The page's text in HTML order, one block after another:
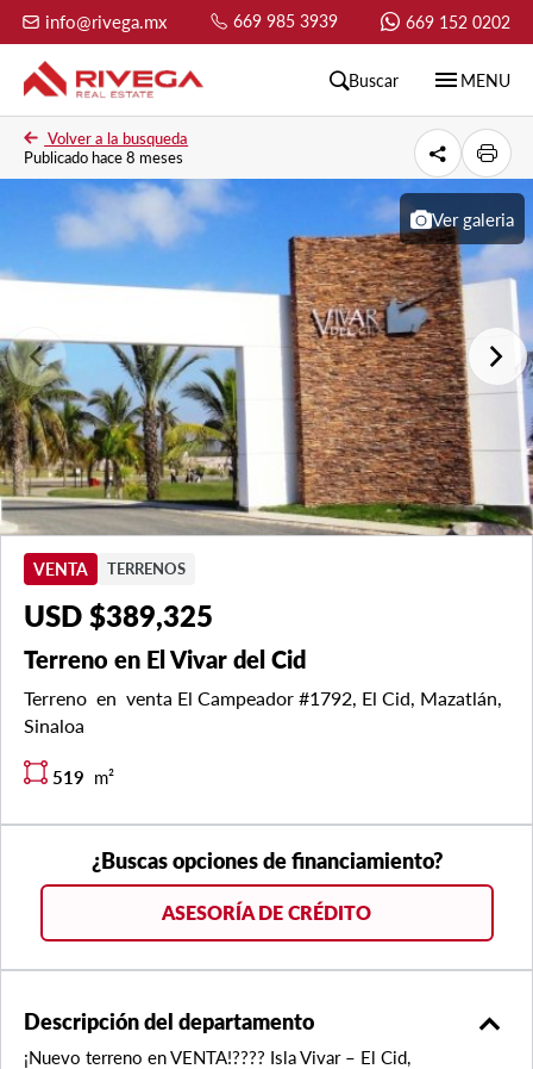
info@rivega.mx 669 985 3939 669 152 0202
Buscar menu MENU
Volver a la busqueda
Publicado hace 8 meses
Ver galeria
VENTA TERRENOS
USD $389,325
Terreno en El Vivar del Cid
Terreno en venta El Campeador #1792, El Cid, Mazatlán,
Sinaloa
519 m²
¿Buscas opciones de financiamiento?
ASESORÍA DE CRÉDITO
Descripción del departamento expand_less
¡Nuevo terreno en VENTA!???? Isla Vivar – El Cid,